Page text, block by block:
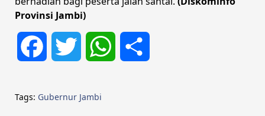
Provinsi Jambi)
Facebook Twitter WhatsApp
Tags: Gubernur Jambi